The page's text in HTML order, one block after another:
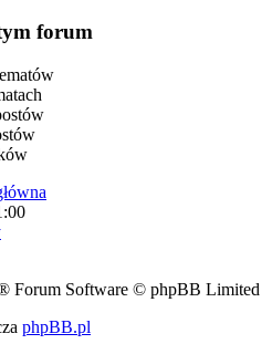
forum
Forum Software © phpBB Limited
phpBB.pl